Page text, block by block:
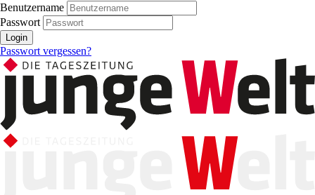
Benutzername
Passwort
Login
Passwort vergessen?